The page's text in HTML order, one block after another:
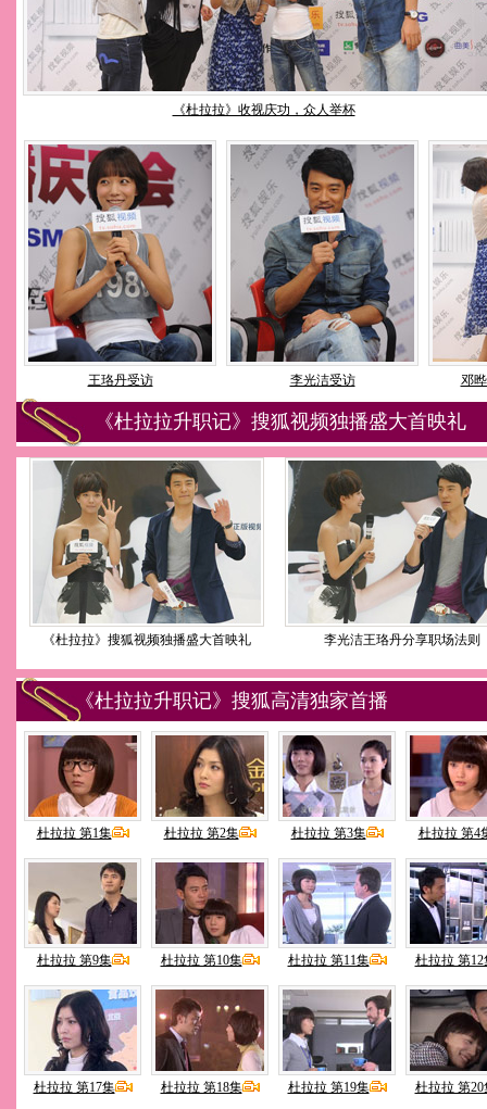
《杜拉拉》收视庆功，众人举杯
王珞丹受访 李光洁受访 邓
《杜拉拉升职记》搜狐视频独播盛大首映礼
《杜拉拉》搜狐视频独播盛大首映礼 李光洁王珞丹分享职场法则
《杜拉拉升职记》搜狐高清独家首播
杜拉拉 第1集 杜拉拉 第2集 杜拉拉 第3集 杜拉拉 第4
杜拉拉 第9集 杜拉拉 第10集 杜拉拉 第11集 杜拉拉 第12
杜拉拉 第17集 杜拉拉 第18集 杜拉拉 第19集 杜拉拉 第20